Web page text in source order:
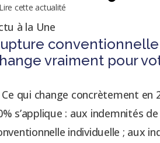
cette actualité
à la Une
conventionnelle
vraiment pour
Ce qui change concrètement en
s’applique : aux indemnités
individuelle ; aux